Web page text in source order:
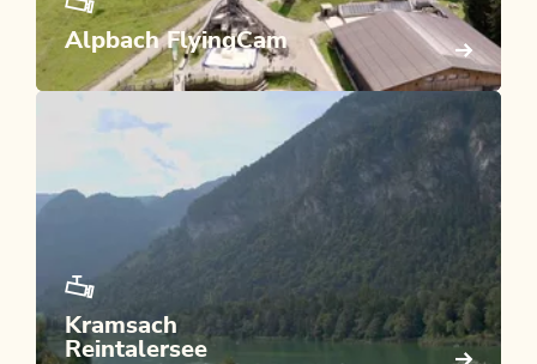
Alpbach FlyingCam
Kramsach
Reintalersee